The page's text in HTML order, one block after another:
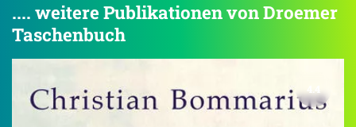
.... weitere Publikationen von Droemer
Taschenbuch
4.4